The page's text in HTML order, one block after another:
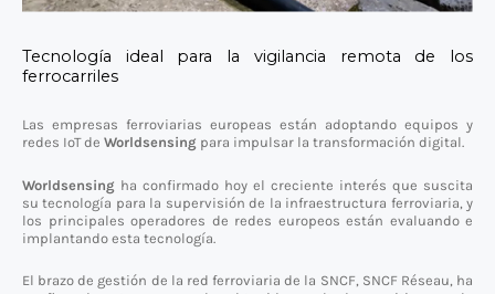
Tecnología ideal para la vigilancia remota de los
ferrocarriles
Las empresas ferroviarias europeas están adoptando equipos y
redes IoT de Worldsensing para impulsar la transformación digital.
Worldsensing ha confirmado hoy el creciente interés que suscita
su tecnología para la supervisión de la infraestructura ferroviaria, y
los principales operadores de redes europeos están evaluando e
implantando esta tecnología.
El brazo de gestión de la red ferroviaria de la SNCF, SNCF Réseau, ha